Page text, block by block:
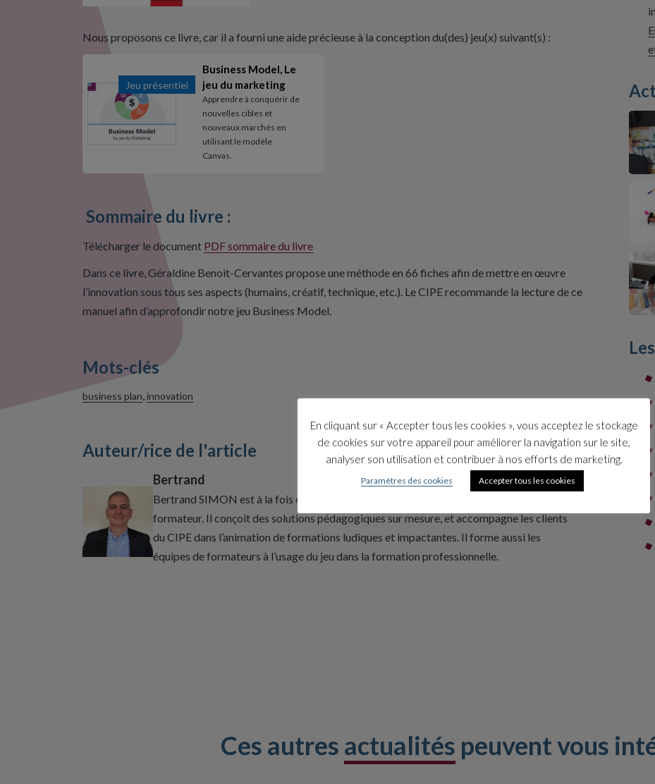
Nous proposons ce livre, car il a fourni une aide précieuse à la conception du(des) jeu(x) suivant(s) :
Jeu présentiel
Business Model, Le
jeu du marketing
Apprendre à conquérir de
nouvelles cibles et
nouveaux marchés en
utilisant le modèle
Canvas.
Sommaire du livre :
Télécharger le document PDF sommaire du livre
Dans ce livre, Géraldine Benoit-Cervantes propose une méthode en 66 fiches afin de mettre en œuvre
l’innovation sous tous ses aspects (humains, créatif, technique, etc.). Le CIPE recommande la lecture de ce
manuel afin d’approfondir notre jeu Business Model.
Mots-clés
business plan,innovation
Auteur/rice de l'article
Bertrand
Bertrand SIMON est à la fois concepteur de jeux, expert en ingénierie pédagogique et
formateur. Il conçoit des solutions pédagogiques sur mesure, et accompagne les clients
du CIPE dans l’animation de formations ludiques et impactantes. Il forme aussi les
équipes de formateurs à l’usage du jeu dans la formation professionnelle.
Ces autres actualités peuvent vous
En cliquant sur « Accepter tous les cookies », vous acceptez le stockage
de cookies sur votre appareil pour améliorer la navigation sur le site,
analyser son utilisation et contribuer à nos efforts de marketing.
Paramètres des cookies Accepter tous les cookies